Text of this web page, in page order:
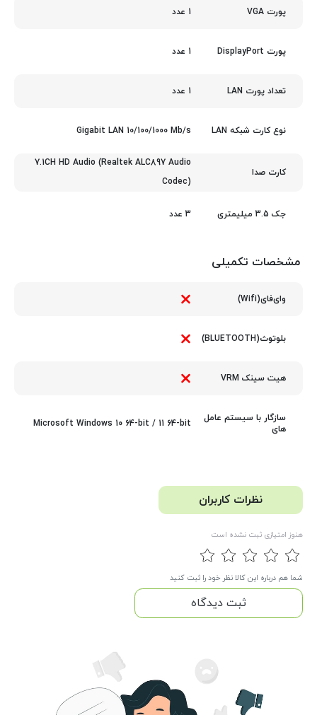
پورت VGA 1 عدد
پورت DisplayPort 1 عدد
تعداد پورت LAN 1 عدد
نوع کارت شبکه LAN Gigabit LAN 10/100/1000 Mb/s
کارت صدا
7.1CH HD Audio (Realtek ALC897 Audio
Codec)
جک 3.5 میلیمتری 3 عدد
مشخصات تکمیلی
وای‌فای(Wifi)
بلوتوث(BLUETOOTH)
هیت سینک VRM
سازگار با سیستم عامل
های
Microsoft Windows 10 64-bit / 11 64-bit
نظرات کاربران
هنوز امتیازی ثبت نشده است
شما هم درباره این کالا نظر خود را ثبت کنید
ثبت دیدگاه